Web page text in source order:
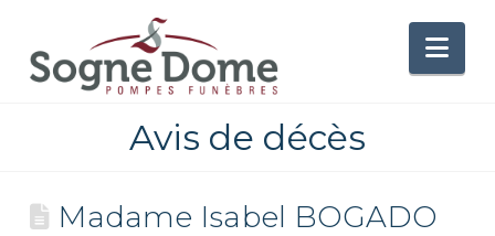
Avis de décès
Madame Isabel BOGADO